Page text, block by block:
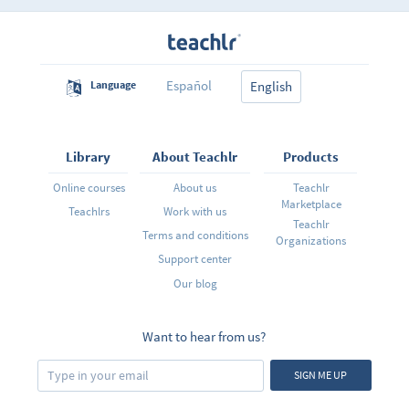
Language Español English
Library
Online courses
Teachlrs
About Teachlr
About us
Work with us
Terms and conditions
Support center
Our blog
Products
Teachlr
Marketplace
Teachlr
Organizations
Want to hear from us?
SIGN ME UP